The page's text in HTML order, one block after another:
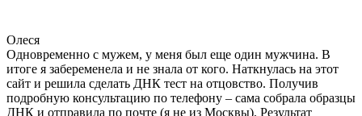
Олеся
Одновременно с мужем, у меня был еще один мужчина. В
итоге я забеременела и не знала от кого. Наткнулась на этот
сайт и решила сделать ДНК тест на отцовство. Получив
подробную консультацию по телефону – сама собрала образцы
ДНК и отправила по почте (я не из Москвы). Результат